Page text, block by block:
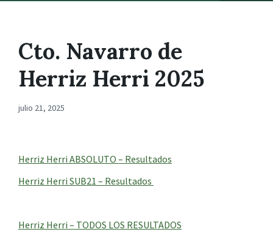
Cto. Navarro de
Herriz Herri 2025
julio 21, 2025
Herriz Herri ABSOLUTO – Resultados
Herriz Herri SUB21 – Resultados
Herriz Herri – TODOS LOS RESULTADOS